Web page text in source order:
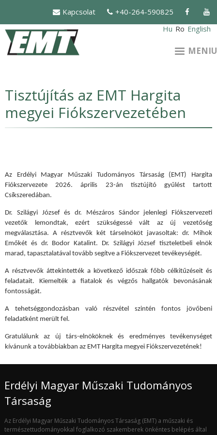
conţinutul
principal
Kapcsolat
+40-264-590825
Hu Ro English
MENIU
Tisztújítás az EMT Hargita
megyei Fiókszervezetében
Az Erdélyi Magyar Műszaki Tudományos Társaság (EMT) Hargita
Fiókszervezete 2026. április 23-án tisztújító gyűlést tartott
Csíkszeredában.
Dr. Szilágyi József és dr. Mészáros Sándor jelenlegi Fiókszervezeti
vezetők lemondtak, ezért szükségessé vált az új vezetőség
megválasztása. A résztvevők két társelnököt javasoltak: dr. Mihok
Emőkét és dr. Bodor Katalint. Dr. Szilágyi József tiszteletbeli elnök
marad, tapasztalatával tovább segítve a Fiókszervezet tevékeységét.
A résztvevők áttekintették a következő időszak főbb célkitűzéseit és
feladatait. Kiemelték a fiatalok és végzős hallgatók bevonásának
fontosságát.
A tehetséggondozásban való részvétel szintén fontos jövőbeni
feladatként merült fel.
Gratulálunk az új társ-elnököknek és eredményes tevékenységet
kívánunk a továbbiakban az EMT Hargita megyei Fiókszervezetének!
Erdélyi Magyar Műszaki Tudományos
Társaság
Az Erdélyi Magyar Műszaki Tudományos Társaság (EMT) a műszaki és
természettudományokkal foglalkozó szakemberek önkéntes belépés által